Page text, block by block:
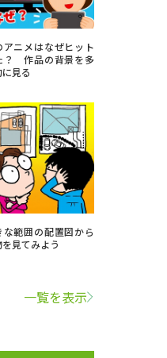
アニメはなぜヒット
？ 作品の背景を多
見る
な範囲の配置図から
見てみよう
一覧を表示